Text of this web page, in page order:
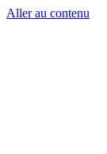
Aller au contenu